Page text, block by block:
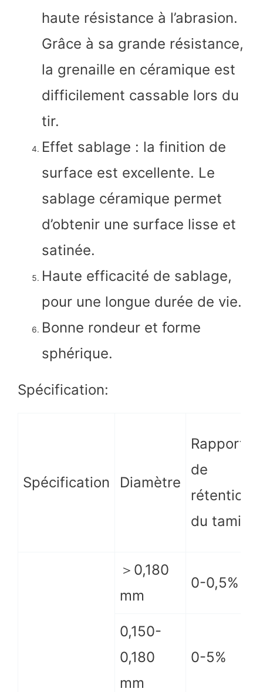
haute résistance à l’abrasion.
Grâce à sa grande résistance,
la grenaille en céramique est
difficilement cassable lors du
tir.
Effet sablage : la finition de
surface est excellente. Le
sablage céramique permet
d’obtenir une surface lisse et
satinée.
Haute efficacité de sablage,
pour une longue durée de vie.
Bonne rondeur et forme
sphérique.
Spécification:
Spécification Diamètre
Rapport
de
rétention
du tamis
＞0,180
mm
0-0,5%
0,150-
0,180
mm
0-5%